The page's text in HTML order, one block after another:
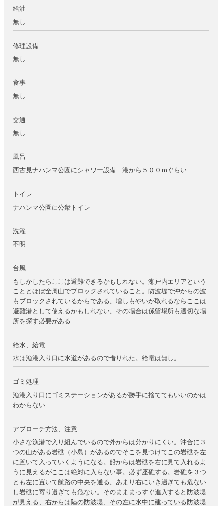
給油
無し
修理設備
無し
食事
無し
交通
無し
風呂
西古見ナハンマ公園にシャワー設備 港から５００ｍぐらい
トイレ
ナハンマ公園に公衆トイレ
洗濯
不明
台風
もしかしたらここは避難できるかもしれない。瀬戸内エリアという
こととほぼ全周山でブロックされていること。防波堤で沖からの波
もブロックされているからである。増しもやいが取れるならここは
避難港として使えるかもしれない。その場合は係留場所も適切な場
所を探す必要がある
給水、給電
水は漁港入り口に水道があるので借りれた。給電は無し。
ゴミ処理
漁港入り口にゴミステーションがあるが勝手に捨ててもいいのかは
わからない
アプローチ方法、注意
小さな漁港で入り組んでいるので外からは分かりにくい。沖合に３
つの山がある岩礁（小島）があるのでそこを見つけてこの岩礁を左
に置いて入っていくようになる。船からは岩礁を右に見て入れるよ
うに見えるがここは絶対に入らない事。必ず座礁する。岩礁を３つ
とも左に置いて航路の中央を通る。あまり右にいき過ぎても危ない
し岩礁に寄り過ぎても危ない。そのまままっすぐ進入すると防波堤
が見える、右からは陸の防波堤、その左に水中に建っている防波堤